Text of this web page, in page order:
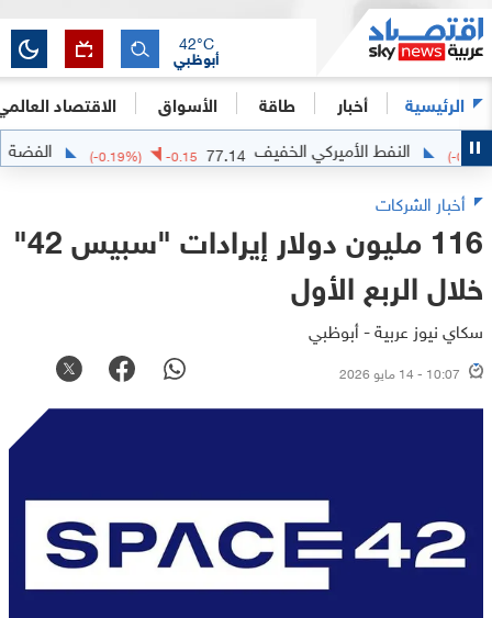
الرئيسية أخبار طاقة الأسواق الاقتصاد
أبوظبي
42°C
النفط الأميركي الخفيف 77.14
-0.15
-0.19 %) الفضة 63.5417
أخبار الشركات
116 مليون دولار إيرادات "سبيس 42"
خلال الربع الأول
سكاي نيوز عربية - أبوظبي
10:07 - 14 مايو 2026